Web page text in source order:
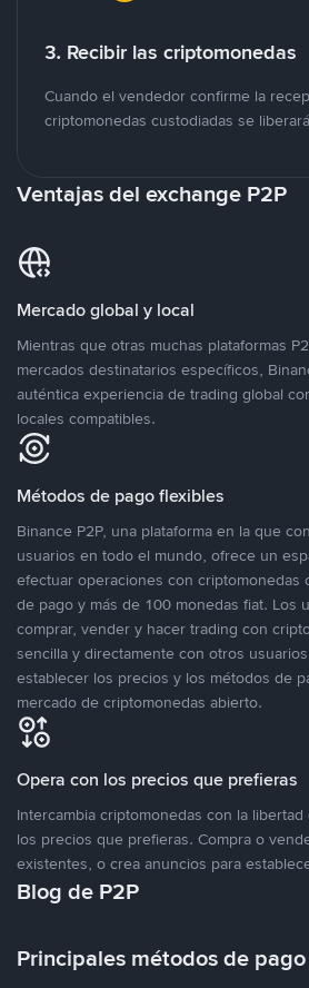
3. Recibir las criptomonedas
Cuando el vendedor confirme la
criptomonedas custodiadas se
Ventajas del exchange P2P
Mercado global y local
Mientras que otras muchas plataformas
mercados destinatarios específicos,
auténtica experiencia de trading global
locales compatibles.
Métodos de pago flexibles
Binance P2P, una plataforma en la que
usuarios en todo el mundo, ofrece un
efectuar operaciones con criptomonedas
de pago y más de 100 monedas fiat. Los
comprar, vender y hacer trading con
sencilla y directamente con otros
establecer los precios y los métodos de
mercado de criptomonedas abierto.
Opera con los precios que prefieras
Intercambia criptomonedas con la
los precios que prefieras. Compra o
existentes, o crea anuncios para
Blog de P2P
Principales métodos de pago